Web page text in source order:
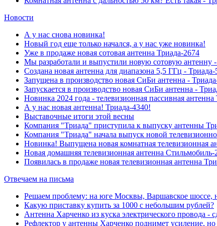
Новости
А у нас снова новинка!
Новый год еще только начался, а у нас уже новинка!
Уже в продаже новая сотовая антенна Триада-2674
Мы разработали и выпустили новую сотовую антенну
Создана новая антенна для диапазона 5,5 ГГц - Триада-
Запущена в производство новая СиБи антенна -
Запускается в производство новая СиБи антенна -
Новинка 2024 года - телевизионная пассивная антенна
А у нас новая антенна! Триада-4340!
Выставочные итоги этой весны
Компания "Триада" приступила к выпуску антенны
Компания "Триада" начала выпуск новой
Новинка! Выпущена новая комнатная телевизионная
Новая домашняя телевизионная антенна
Появилась в продаже новая телевизионная антенна
Отвечаем на письма
Решаем проблему: на юге Москвы, Варшавское шоссе,
Какую приставку купить за 1000 с небольшим рублей?
Антенна Харченко из куска электрического провода -
Рефлектор у антенны Харченко поднимет усиление, но